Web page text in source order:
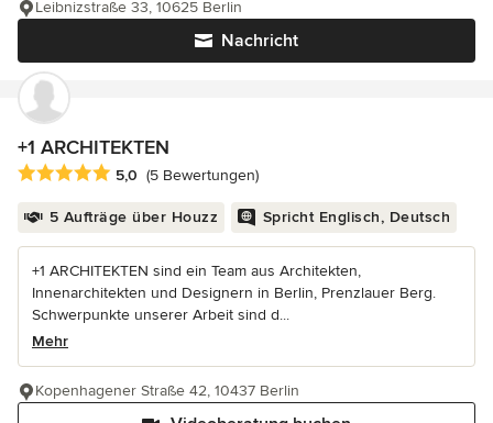
Nachricht
Leibnizstraße 33, 10625 Berlin
+1 ARCHITEKTEN
Durchschnittliche Bewertung: 5 von 5 Sternen
5,0 (5 Bewertungen)
5 Aufträge über Houzz Spricht Englisch, Deutsch
+1 ARCHITEKTEN sind ein Team aus Architekten,
Innenarchitekten und Designern in Berlin, Prenzlauer Berg.
Schwerpunkte unserer Arbeit sind d...
Mehr
Kopenhagener Straße 42, 10437 Berlin